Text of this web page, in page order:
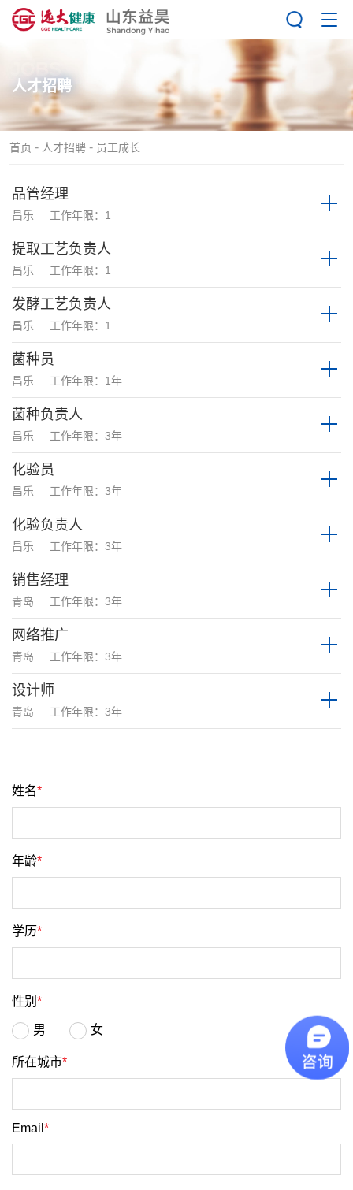
JOBS
人才招聘
首页 - 人才招聘 - 员工成长
品管经理
昌乐 工作年限：1
提取工艺负责人
昌乐 工作年限：1
发酵工艺负责人
昌乐 工作年限：1
菌种员
昌乐 工作年限：1年
菌种负责人
昌乐 工作年限：3年
化验员
昌乐 工作年限：3年
化验负责人
昌乐 工作年限：3年
销售经理
青岛 工作年限：3年
网络推广
青岛 工作年限：3年
设计师
青岛 工作年限：3年
姓名*
年龄*
学历*
性别 *
男 女
所在城市*
Email *